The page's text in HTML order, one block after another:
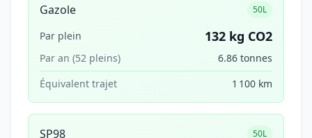
Gazole 50L
Par plein 132 kg CO2
Par an (52 pleins)
6.86 tonnes
Équivalent trajet
1 100 km
SP98 50L